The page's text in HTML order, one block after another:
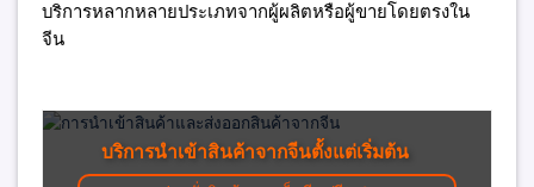
บริการหลากหลายประเภทจากผู้ผลิตหรือผู้ขายโดยตรงใน
จีน
บริการนำเข้าสินค้าจากจีนตั้งแต่เริ่มต้น